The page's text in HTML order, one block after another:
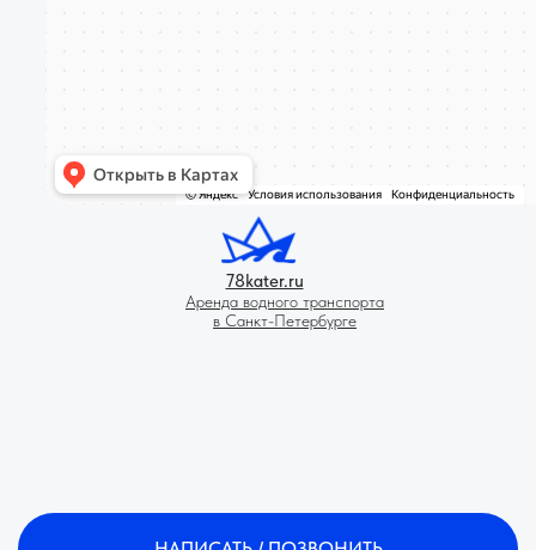
78kater.ru
Аренда водного транспорта
в Санкт-Петербурге